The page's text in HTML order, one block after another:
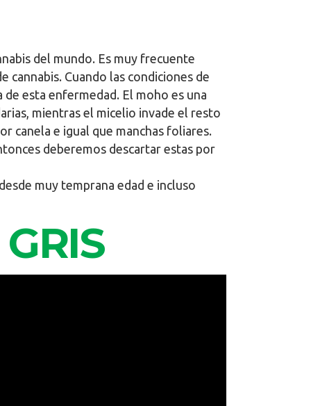
del mundo. Es muy frecuente
cannabis. Cuando las condiciones de
esta enfermedad. El moho es una
mientras el micelio invade el resto
canela e igual que manchas foliares.
deberemos descartar estas por
muy temprana edad e incluso